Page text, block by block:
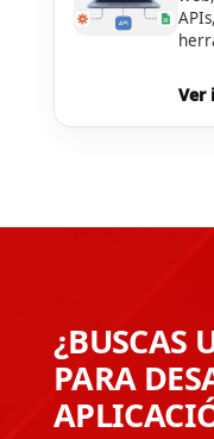
Ver
¿BUSCAS
PARA